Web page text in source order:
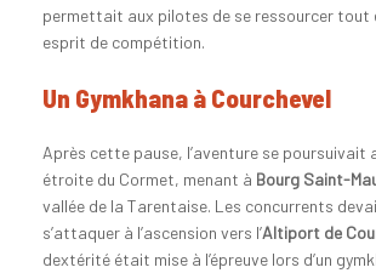
permettait aux pilotes de se ressourcer tout
esprit de compétition.
Un Gymkhana à Courchevel
Après cette pause, l’aventure se poursuivait
étroite du Cormet, menant à Bourg Saint-
vallée de la Tarentaise. Les concurrents
s’attaquer à l’ascension vers l’Altiport de
dextérité était mise à l’épreuve lors d’un